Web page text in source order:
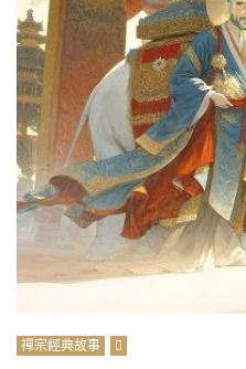
禪宗經典故事